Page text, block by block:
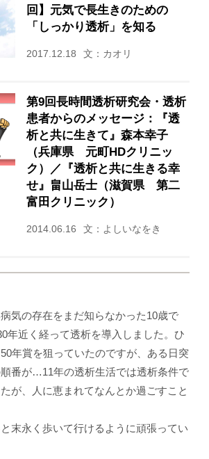
回】元気で長生きのための
「しっかり透析」を知る
2017.12.18 文：カオリ
第9回長時間透析研究会・透析
患者からのメッセージ：『透
析と共に生きて』森本幸子
（兵庫県 元町HDクリニッ
ク）／『透析と共に生きる幸
せ』畠山岳士（滋賀県 第二
富田クリニック）
2014.06.16 文：よしいなをき
気の存在をまだ知らなかった10歳で
年近く経って透析を導入しました。ひ
年賞を狙っていたのですが、ある日突
番が…11年の透析生活では透析条件で
が、人に恵まれてなんとか過ごすこと
末永く歩いて行けるように頑張ってい